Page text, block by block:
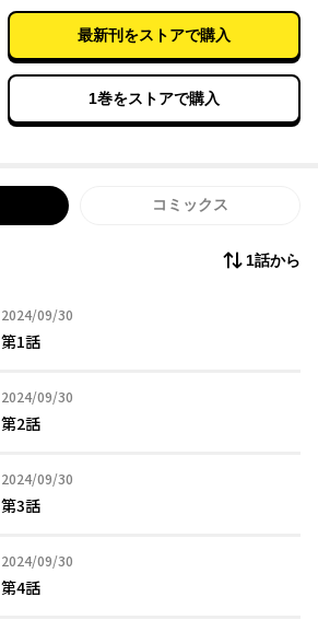
最新刊をストアで購入
1巻をストアで購入
コミックス
1話から
2024/09/30
2024年09月30日
第1話
2024/09/30
2024年09月30日
第2話
2024/09/30
2024年09月30日
第3話
2024/09/30
2024年09月30日
第4話